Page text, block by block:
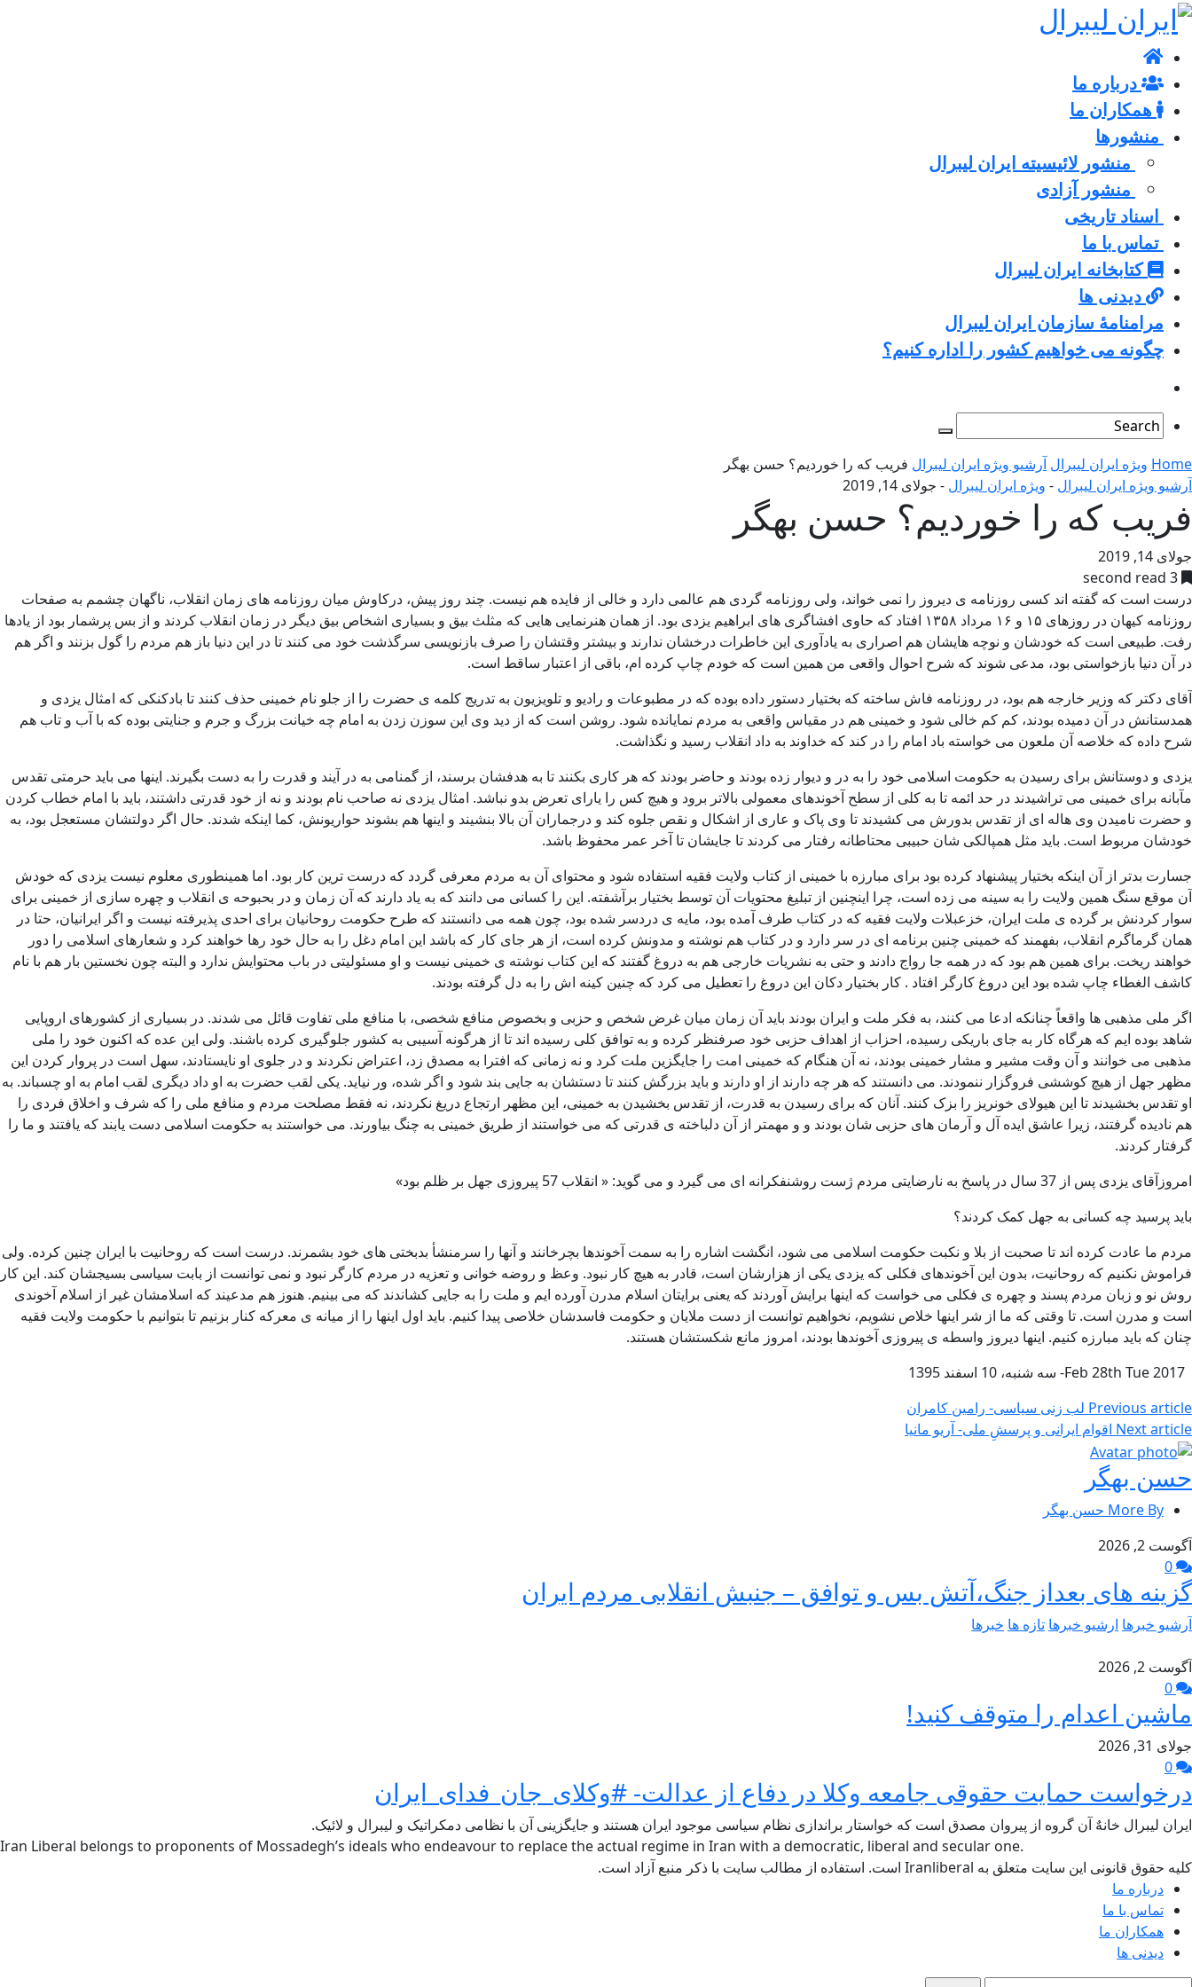
درباره ما
همکاران ما
منشورها
منشور لائیسیته ایران لیبرال
منشور آزادی
اسناد تاریخی
تماس با ما
کتابخانه ایران لیبرال
دیدنی ها
مرامنامۀ سازمان ایران لیبرال
چگونه می خواهیم کشور را اداره کنیم؟
Home ویژه ایران لیبرال آرشیو ویژه ایران لیبرال فریب که را خوردیم؟ حسن بهگر
آرشیو ویژه ایران لیبرال - ویژه ایران لیبرال - جولای 14, 2019
فریب که را خوردیم؟ حسن بهگر
جولای 14, 2019
3 second read
درست است که گفته اند کسی روزنامه ی دیروز را نمی خواند، ولی روزنامه گردی هم عالمی دارد و خالی از فایده هم نیست. چند روز پیش، درکاوش میان روزنامه های زمان انقلاب، ناگهان چشمم به صفحات
روزنامه کیهان در روزهای ۱۵ و ۱۶ مرداد ۱۳۵۸ افتاد که حاوی افشاگری های ابراهیم یزدی بود. از همان هنرنمایی هایی که مثلث بیق و بسیاری اشخاص بیق دیگر در زمان انقلاب کردند و از بس پرشمار بود از یادها
رفت. طبیعی است که خودشان و نوچه هایشان هم اصراری به یادآوری این خاطرات درخشان ندارند و بیشتر وقتشان را صرف بازنویسی سرگذشت خود می کنند تا در این دنیا باز هم مردم را گول بزنند و اگر هم
در آن دنیا بازخواستی بود، مدعی شوند که شرح احوال واقعی من همین است که خودم چاپ کرده ام، باقی از اعتبار ساقط است.
آقای دکتر که وزیر خارجه هم بود، در روزنامه فاش ساخته که بختیار دستور داده بوده که در مطبوعات و رادیو و تلویزیون به تدریج کلمه ی حضرت را از جلو نام خمینی حذف کنند تا بادکنکی که امثال یزدی و
همدستانش در آن دمیده بودند، کم کم خالی شود و خمینی هم در مقیاس واقعی به مردم نمایانده شود. روشن است که از دید وی این سوزن زدن به امام چه خیانت بزرگ و جرم و جنایتی بوده که با آب و تاب هم
شرح داده که خلاصه آن ملعون می خواسته باد امام را در کند که خداوند به داد انقلاب رسید و نگذاشت.
یزدی و دوستانش برای رسیدن به حکومت اسلامی خود را به در و دیوار زده بودند و حاضر بودند که هر کاری بکنند تا به هدفشان برسند، از گمنامی به در آیند و قدرت را به دست بگیرند. اینها می باید حرمتی تقدس
مآبانه برای خمینی می تراشیدند در حد ائمه تا به کلی از سطح آخوندهای معمولی بالاتر برود و هیچ کس را یارای تعرض بدو نباشد. امثال یزدی نه صاحب نام بودند و نه از خود قدرتی داشتند، باید با امام خطاب کردن
و حضرت نامیدن وی هاله ای از تقدس بدورش می کشیدند تا وی پاک و عاری از اشکال و نقص جلوه کند و درجماران آن بالا بنشیند و اینها هم بشوند حواریونش، کما اینکه شدند. حال اگر دولتشان مستعجل بود، به
خودشان مربوط است. باید مثل همپالکی شان حبیبی محتاطانه رفتار می کردند تا جایشان تا آخر عمر محفوظ باشد.
جسارت بدتر از آن اینکه بختیار پیشنهاد کرده بود برای مبارزه با خمینی از کتاب ولایت فقیه استفاده شود و محتوای آن به مردم معرفی گردد که درست ترین کار بود. اما همینطوری معلوم نیست یزدی که خودش
آن موقع سنگ همین ولایت را به سینه می زده است، چرا اینچنین از تبلیغ محتویات آن توسط بختیار برآشفته. این را کسانی می دانند که به یاد دارند که آن زمان و در بحبوحه ی انقلاب و چهره سازی از خمینی برای
سوار کردنش بر گرده ی ملت ایران، خزعبلات ولایت فقیه که در کتاب طرف آمده بود، مایه ی دردسر شده بود، چون همه می دانستند که طرح حکومت روحانیان برای احدی پذیرفته نیست و اگر ایرانیان، حتا در
همان گرماگرم انقلاب، بفهمند که خمینی چنین برنامه ای در سر دارد و در کتاب هم نوشته و مدونش کرده است، از هر جای کار که باشد این امام دغل را به حال خود رها خواهند کرد و شعارهای اسلامی را دور
خواهند ریخت. برای همین هم بود که در همه جا رواج دادند و حتی به نشریات خارجی هم به دروغ گفتند که این کتاب نوشته ی خمینی نیست و او مسئولیتی در باب محتوایش ندارد و البته چون نخستین بار هم با نام
کاشف الغطاء چاپ شده بود این دروغ کارگر افتاد . کار بختیار دکان این دروغ را تعطیل می کرد که چنین کینه اش را به دل گرفته بودند.
اگر ملی مذهبی ها واقعاً چنانکه ادعا می کنند، به فکر ملت و ایران بودند باید آن زمان میان غرض شخص و حزبی و بخصوص منافع شخصی، با منافع ملی تفاوت قائل می شدند. در بسیاری از کشورهای اروپایی
شاهد بوده ایم که هرگاه کار به جای باریکی رسیده، احزاب از اهداف حزبی خود صرفنظر کرده و به توافق کلی رسیده اند تا از هرگونه آسیبی به کشور جلوگیری کرده باشند. ولی این عده که اکنون خود را ملی
مذهبی می خوانند و آن وقت مشیر و مشار خمینی بودند، نه آن هنگام که خمینی امت را جایگزین ملت کرد و نه زمانی که افترا به مصدق زد، اعتراض نکردند و در جلوی او نایستادند، سهل است در پروار کردن این
مظهر جهل از هیچ کوششی فروگزار ننمودند. می دانستند که هر چه دارند از او دارند و باید بزرگش کنند تا دستشان به جایی بند شود و اگر شده، ور نیاید. یکی لقب حضرت به او داد دیگری لقب امام به او چسباند. به
او تقدس بخشیدند تا این هیولای خونریز را بزک کنند. آنان که برای رسیدن به قدرت، از تقدس بخشیدن به خمینی، این مظهر ارتجاع دریغ نکردند، نه فقط مصلحت مردم و منافع ملی را که شرف و اخلاق فردی را
هم نادیده گرفتند، زیرا عاشق ایده آل و آرمان های حزبی شان بودند و و مهمتر از آن دلباخته ی قدرتی که می خواستند از طریق خمینی به چنگ بیاورند. می خواستند به حکومت اسلامی دست یابند که یافتند و ما را
گرفتار کردند.
امروزآقای یزدی پس از 37 سال در پاسخ به نارضایتی مردم ژست روشنفکرانه ای می گیرد و می گوید: « انقلاب 57 پیروزی جهل بر ظلم بود»
باید پرسید چه کسانی به جهل کمک کردند؟
مردم ما عادت کرده اند تا صحبت از بلا و نکبت حکومت اسلامی می شود، انگشت اشاره را به سمت آخوندها بچرخانند و آنها را سرمنشأ بدبختی های خود بشمرند. درست است که روحانیت با ایران چنین کرده. ولی
فراموش نکنیم که روحانیت، بدون این آخوندهای فکلی که یزدی یکی از هزارشان است، قادر به هیچ کار نبود. وعظ و روضه خوانی و تعزیه در مردم کارگر نبود و نمی توانست از بابت سیاسی بسیجشان کند. این کار
روش نو و زبان مردم پسند و چهره ی فکلی می خواست که اینها برایش آوردند که یعنی برایتان اسلام مدرن آورده ایم و ملت را به جایی کشاندند که می بینیم. هنوز هم مدعیند که اسلامشان غیر از اسلام آخوندی
است و مدرن است. تا وقتی که ما از شر اینها خلاص نشویم، نخواهیم توانست از دست ملایان و حکومت فاسدشان خلاصی پیدا کنیم. باید اول اینها را از میانه ی معرکه کنار بزنیم تا بتوانیم با حکومت ولایت فقیه
چنان که باید مبارزه کنیم. اینها دیروز واسطه ی پیروزی آخوندها بودند، امروز مانع شکستشان هستند.
Previous article لب زنی سیاسی- رامین کامران
Next article اقوام ایرانی و پرسشِ ملی- آریو مانیا
حسن بهگر
More By حسن بهگر
آگوست 2, 2026
گزینه های بعداز جنگ،آتش بس و توافق – جنبش انقلابی مردم ایران
آرشیو خبرها ارشیو خبرها تازه ها خبرها
آگوست 2, 2026
ماشین اعدام را متوقف کنید!
جولای 31, 2026
درخواست حمایت حقوقی جامعه وکلا در دفاع از عدالت- #وکلای_جان_فدای_ایران
ایران لیبرال خانهٌ آن گروه از پیروان مصدق است که خواستار براندازی نظام سیاسی موجود ایران هستند و جایگزینی آن با نظامی دمکراتیک و لیبرال و لائیک.
Iran Liberal belongs to proponents of Mossadegh’s ideals who endeavour to replace the actual regime in Iran with a democratic, liberal and secular one.
کلیه حقوق قانونی این سایت متعلق به Iranliberal است. استفاده از مطالب سایت با ذکر منبع آزاد است.
درباره ما
تماس با ما
همکاران ما
دیدنی ها